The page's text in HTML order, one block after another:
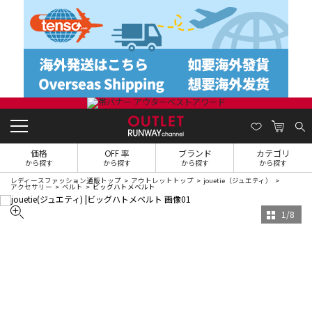
価格
から探す
OFF 率
から探す
ブランド
から探す
カテゴリ
から探す
レディースファッション通販トップ アウトレットトップ jouetie（ジュエティ）
アクセサリー ベルト ビッグハトメベルト
1 /8